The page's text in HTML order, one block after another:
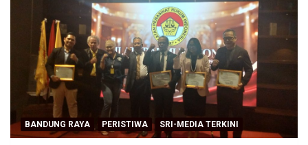
BANDUNG RAYA PERISTIWA SRI-MEDIA TERKINI